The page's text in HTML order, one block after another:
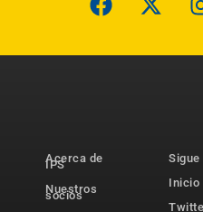
Acerca de
IPS
Nuestros
socios
Sigue
Inicio